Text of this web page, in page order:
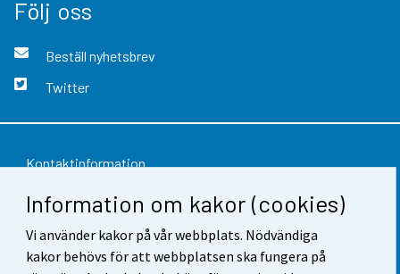
Information om kakor (cookies)
Vi använder kakor på vår webbplats. Nödvändiga
kakor behövs för att webbplatsen ska fungera på
Följ oss
Beställ nyhetsbrev
Twitter
Kontaktinformation
Respons
Användarvillkor
Dataskydd